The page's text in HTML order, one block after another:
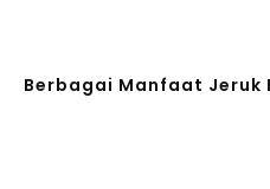
Berbagai Manfaat Jeruk